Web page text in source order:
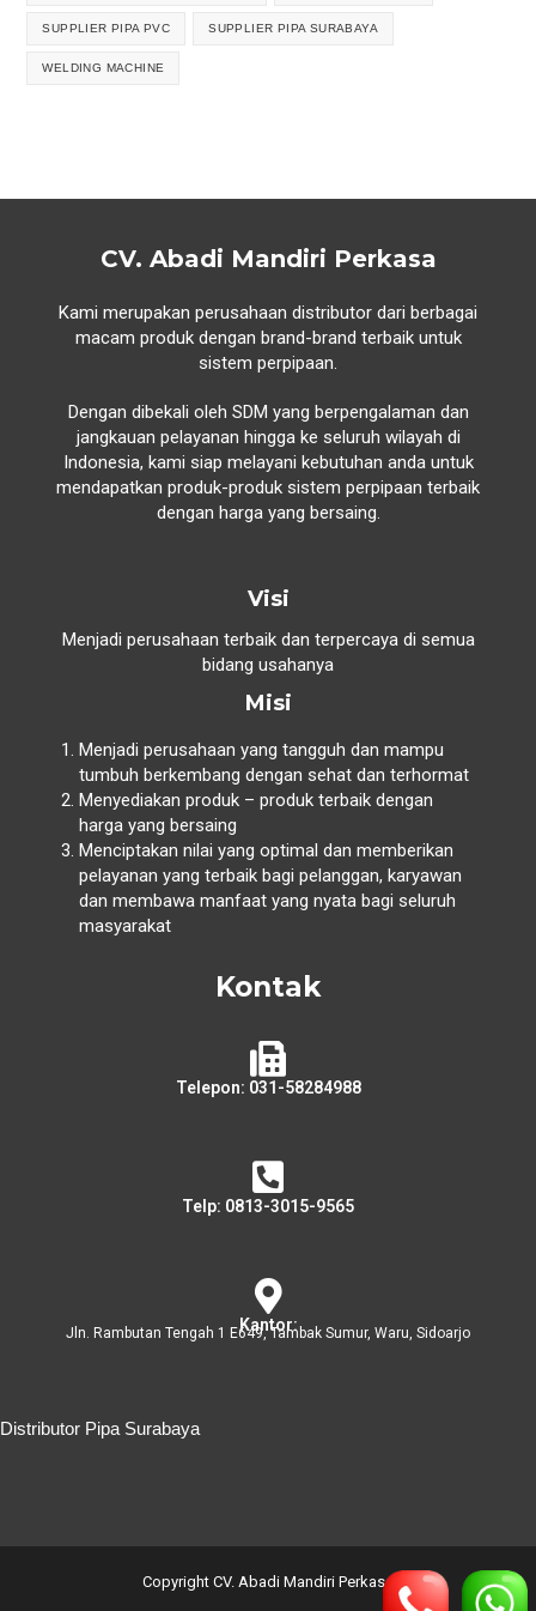
SUPPLIER PIPA PVC SUPPLIER PIPA SURABAYA
WELDING MACHINE
CV. Abadi Mandiri Perkasa
Kami merupakan perusahaan distributor dari berbagai
macam produk dengan brand-brand terbaik untuk
sistem perpipaan.
Dengan dibekali oleh SDM yang berpengalaman dan
jangkauan pelayanan hingga ke seluruh wilayah di
Indonesia, kami siap melayani kebutuhan anda untuk
mendapatkan produk-produk sistem perpipaan terbaik
dengan harga yang bersaing.
Visi
Menjadi perusahaan terbaik dan terpercaya di semua
bidang usahanya
Misi
Menjadi perusahaan yang tangguh dan mampu
tumbuh berkembang dengan sehat dan terhormat
Menyediakan produk – produk terbaik dengan
harga yang bersaing
Menciptakan nilai yang optimal dan memberikan
pelayanan yang terbaik bagi pelanggan, karyawan
dan membawa manfaat yang nyata bagi seluruh
masyarakat
Kontak
Telepon: 031-58284988
Telp: 0813-3015-9565
Kantor:
Jln. Rambutan Tengah 1 E649, Tambak Sumur, Waru, Sidoarjo
Distributor Pipa Surabaya
Advertising Surabaya
Jasa Tank CleaningCopyright CV. Abadi Mandiri Perkasa